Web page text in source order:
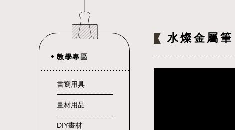
教學專區
書寫用具
畫材用品
DIY畫材
水燦金屬筆